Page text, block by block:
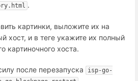
.
картинки, выложите их на
хост, и в теге укажите их полный
картиночного хоста.
после перезапуска
isp-go-